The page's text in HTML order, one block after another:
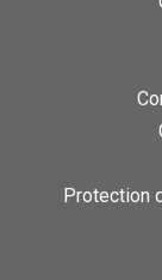
Protection